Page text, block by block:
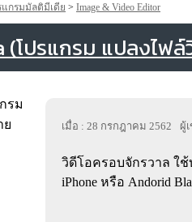
แกรมมัลติมีเดีย > Image & Video Editor
โปรแกรม แปลงไฟล์
เมื่อ : 28 กรกฎาคม 2562 ผู้
วิดีโอครอบจักรวาล ใ
iPhone หรือ Andorid